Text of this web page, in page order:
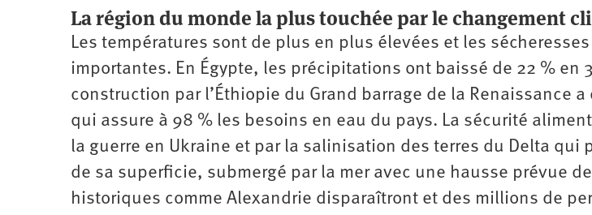
La région du monde la plus touchée par le changement
Les températures sont de plus en plus élevées et les
importantes. En Égypte, les précipitations ont baissé de 22 % en
construction par l’Éthiopie du Grand barrage de la Renaissance
qui assure à 98 % les besoins en eau du pays. La sécurité
la guerre en Ukraine et par la salinisation des terres du Delta qui
de sa superficie, submergé par la mer avec une hausse prévue
historiques comme Alexandrie disparaîtront et des millions de